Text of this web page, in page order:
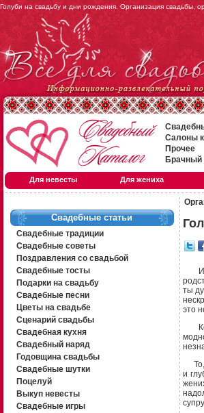
Голуби на свадьбу и дни рождения. Организация свадьбы,
Салоны
Прочее
Брачный
Для невесты Для жениха
Свадебные статьи
Свадебные традиции
Свадебные советы
Поздравления со свадьбой
Свадебные тосты
Подарки на свадьбу
Свадебные песни
Цветы на свадьбе
Сценарий свадьбы
Свадебная кухня
Свадебный наряд
Годовщина свадьбы
Свадебные шутки
Поцелуй
Выкуп невесты
Свадебные игры
И
ты
это
То,
и